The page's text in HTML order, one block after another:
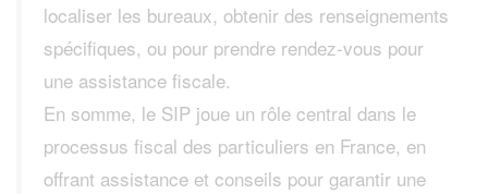
localiser les bureaux, obtenir des renseignements
spécifiques, ou pour prendre rendez-vous pour
une assistance fiscale.
En somme, le SIP joue un rôle central dans le
processus fiscal des particuliers en France, en
offrant assistance et conseils pour garantir une